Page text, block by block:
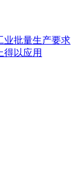
业批量生产要求
得以应用